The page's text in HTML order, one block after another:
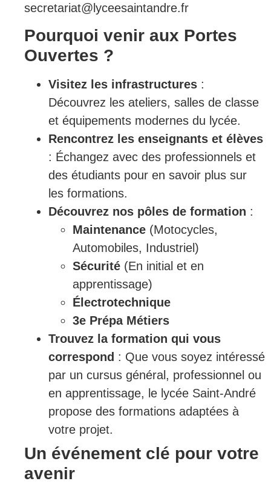
secretariat@lyceesaintandre.fr
Pourquoi venir aux Portes
Ouvertes ?
Visitez les infrastructures :
Découvrez les ateliers, salles de classe
et équipements modernes du lycée.
Rencontrez les enseignants et élèves
: Échangez avec des professionnels et
des étudiants pour en savoir plus sur
les formations.
Découvrez nos pôles de formation :
Maintenance (Motocycles,
Automobiles, Industriel)
Sécurité (En initial et en
apprentissage)
Électrotechnique
3e Prépa Métiers
Trouvez la formation qui vous
correspond : Que vous soyez intéressé
par un cursus général, professionnel ou
en apprentissage, le lycée Saint-André
propose des formations adaptées à
votre projet.
Un événement clé pour votre
avenir